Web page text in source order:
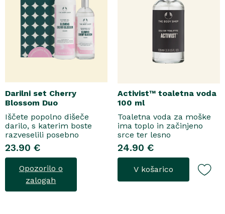
Darilni set Cherry
Blossom Duo
Iščete popolno dišeče
darilo, s katerim boste
razveselili posebno
osebo? Spoznajte naš
darilni set Cherry Blossom
Duo, popolno harmonijo
nežne nege in razkošnega
vonja, ki poskrbi za dobro
počutje vsak dan. Ta
23.90 €
Opozorilo o
zalogah
Activist™ toaletna voda
100 ml
Toaletna voda za moške
ima toplo in začinjeno
srce ter lesno
osnovo.Topel, začinjen
vonjToaletna voda..
24.90 €
V košarico